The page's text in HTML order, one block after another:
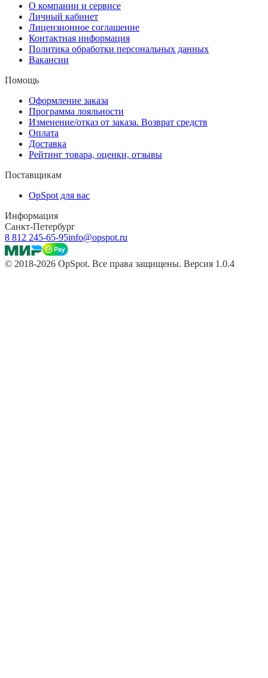
О компании и сервисе
Личный кабинет
Лицензионное соглашение
Контактная информация
Политика обработки персональных данных
Вакансии
Помощь
Оформление заказа
Программа лояльности
Изменение/отказ от заказа. Возврат средств
Оплата
Доставка
Рейтинг товара, оценки, отзывы
Поставщикам
OpSpot для вас
Информация
Санкт-Петербург
8 812 245-65-95info@opspot.ru
© 2018-2026 OpSpot. Все права защищены. Версия 1.0.4